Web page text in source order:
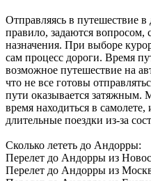
Отправляясь в путешествие
правило, задаются вопросом,
назначения. При выборе
сам процесс дороги. Время
возможное путешествие на
что не все готовы
пути оказывается затяжным.
время находиться в самолете,
длительные поездки из-за
Сколько лететь до Андорры:
Перелет до Андорры из
Перелет до Андорры из